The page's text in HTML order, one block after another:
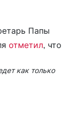
Папы
отметил, что
как только